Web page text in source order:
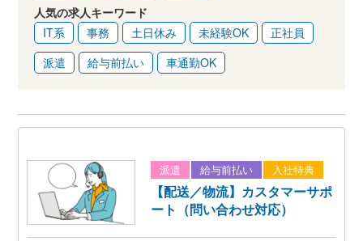
人気の求人キーワード
IT系
事務 土日休み 未経験OK
正社員
派遣
給与前払い 車通勤OK
派遣 給与前払い 入社特典
【配送／物流】カスタマーサポ
ート（問い合わせ対応）